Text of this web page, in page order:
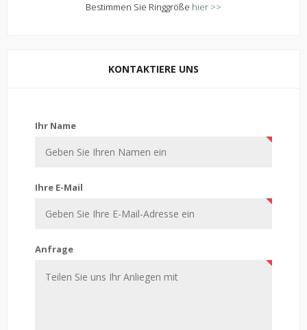
Bestimmen Sie Ringgröße hier >>
KONTAKTIERE UNS
Ihr Name
Ihre E-Mail
Anfrage